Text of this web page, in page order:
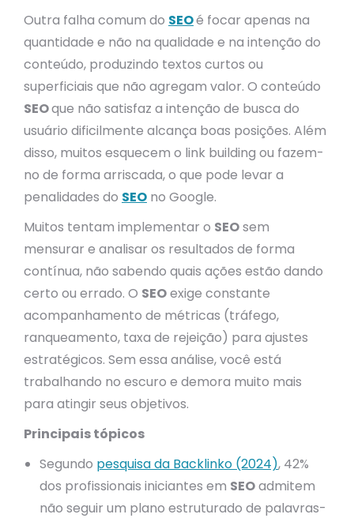
Outra falha comum do SEOé focar apenas na
quantidade e não na qualidade e na intenção do
conteúdo, produzindo textos curtos ou
superficiais que não agregam valor. O conteúdo
SEOque não satisfaz a intenção de busca do
usuário dificilmente alcança boas posições. Além
disso, muitos esquecem o link building ou fazem-
no de forma arriscada, o que pode levar a
penalidades do SEO no Google.
Muitos tentam implementar o SEOsem
mensurar e analisar os resultados de forma
contínua, não sabendo quais ações estão dando
certo ou errado. O SEOexige constante
acompanhamento de métricas (tráfego,
ranqueamento, taxa de rejeição) para ajustes
estratégicos. Sem essa análise, você está
trabalhando no escuro e demora muito mais
para atingir seus objetivos.
Principais tópicos
Segundo pesquisa da Backlinko (2024), 42%
dos profissionais iniciantes em SEOadmitem
não seguir um plano estruturado de palavras-